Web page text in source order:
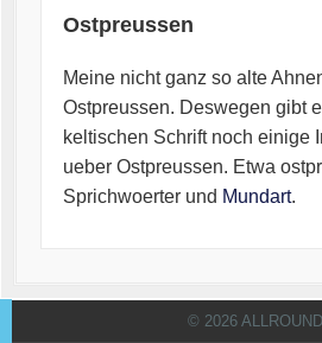
Ostpreussen
Meine nicht ganz so alte
Ostpreussen. Deswegen gibt
keltischen Schrift noch einige
ueber Ostpreussen. Etwa
Sprichwoerter und Mundart.
© 2026